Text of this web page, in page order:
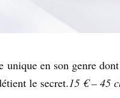
unique en son genre
le secret.15 € – 45